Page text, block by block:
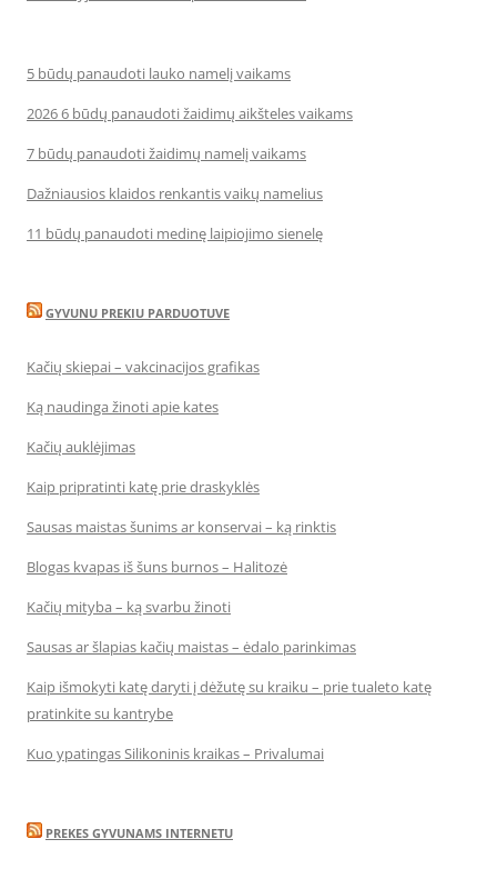
5 būdų panaudoti lauko namelį vaikams
2026 6 būdų panaudoti žaidimų aikšteles vaikams
7 būdų panaudoti žaidimų namelį vaikams
Dažniausios klaidos renkantis vaikų namelius
11 būdų panaudoti medinę laipiojimo sienelę
GYVUNU PREKIU PARDUOTUVE
Kačių skiepai – vakcinacijos grafikas
Ką naudinga žinoti apie kates
Kačių auklėjimas
Kaip pripratinti katę prie draskyklės
Sausas maistas šunims ar konservai – ką rinktis
Blogas kvapas iš šuns burnos – Halitozė
Kačių mityba – ką svarbu žinoti
Sausas ar šlapias kačių maistas – ėdalo parinkimas
Kaip išmokyti katę daryti į dėžutę su kraiku – prie tualeto katę
pratinkite su kantrybe
Kuo ypatingas Silikoninis kraikas – Privalumai
PREKES GYVUNAMS INTERNETU